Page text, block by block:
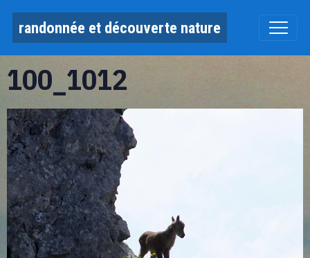
randonnée et découverte nature
100_1012